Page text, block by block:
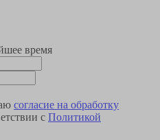
время
согласие на обработку
с Политикой